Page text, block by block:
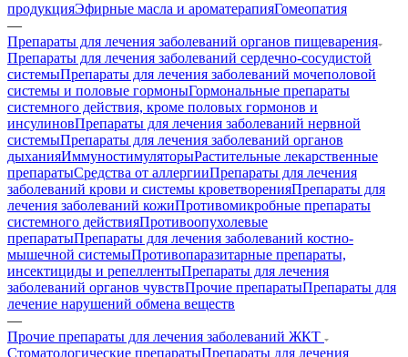
продукцияЭфирные масла и ароматерапияГомеопатия
—
Препараты для лечения заболеваний органов пищеварения
Препараты для лечения заболеваний сердечно-сосудистой
системыПрепараты для лечения заболеваний мочеполовой
системы и половые гормоныГормональные препараты
системного действия, кроме половых гормонов и
инсулиновПрепараты для лечения заболеваний нервной
системыПрепараты для лечения заболеваний органов
дыханияИммуностимуляторыРастительные лекарственные
препаратыСредства от аллергииПрепараты для лечения
заболеваний крови и системы кроветворенияПрепараты для
лечения заболеваний кожиПротивомикробные препараты
системного действияПротивоопухолевые
препаратыПрепараты для лечения заболеваний костно-
мышечной системыПротивопаразитарные препараты,
инсектициды и репеллентыПрепараты для лечения
заболеваний органов чувствПрочие препаратыПрепараты для
лечение нарушений обмена веществ
—
Прочие препараты для лечения заболеваний ЖКТ
Стоматологические препаратыПрепараты для лечения